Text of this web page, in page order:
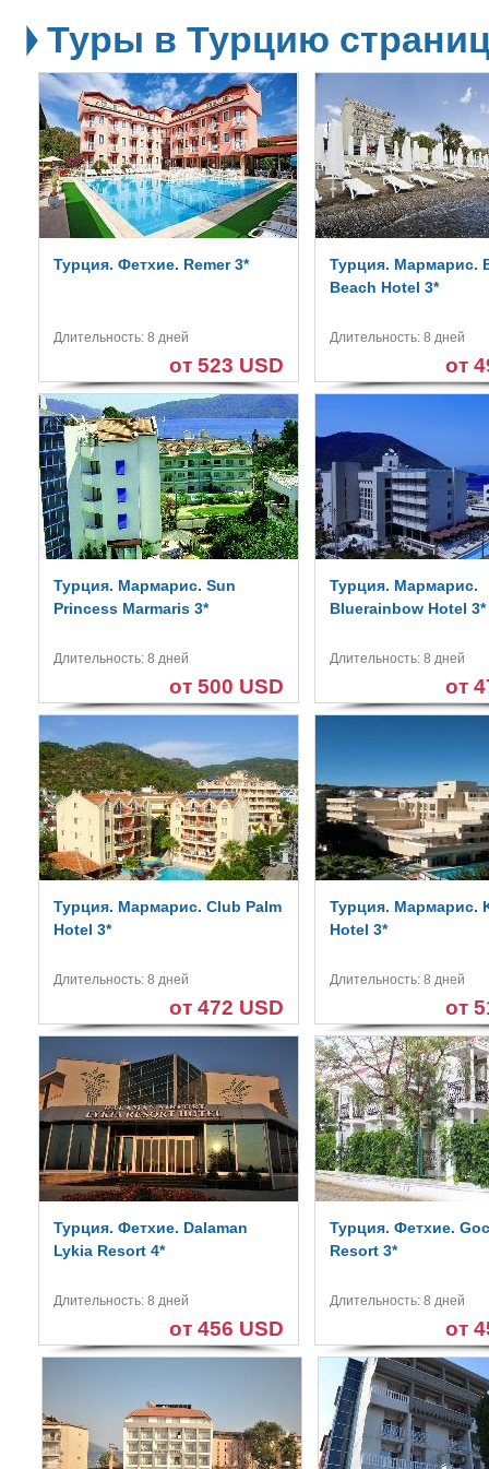
Туры в Турцию
Турция. Фетхие. Remer 3*
Длительность: 8 дней
от 523 USD
Турция. Мармарис.
Beach Hotel 3*
Длительность: 8 дней
от
Турция. Мармарис. Sun
Princess Marmaris 3*
Длительность: 8 дней
от 500 USD
Турция. Мармарис.
Bluerainbow Hotel 3*
Длительность: 8 дней
от
Турция. Мармарис. Club Palm
Hotel 3*
Длительность: 8 дней
от 472 USD
Турция. Мармарис.
Hotel 3*
Длительность: 8 дней
от
Турция. Фетхие. Dalaman
Lykia Resort 4*
Длительность: 8 дней
от 456 USD
Турция. Фетхие.
Resort 3*
Длительность: 8 дней
от